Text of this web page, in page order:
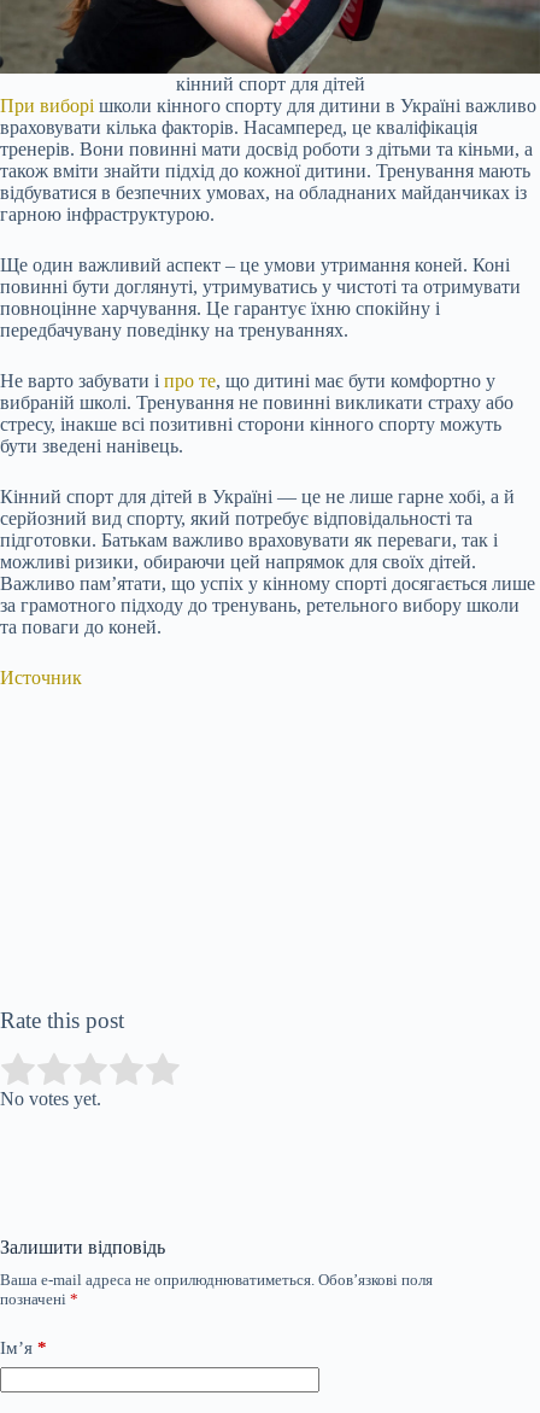
кінний спорт для дітей
При виборі школи кінного спорту для дитини в Україні важливо
враховувати кілька факторів. Насамперед, це кваліфікація
тренерів. Вони повинні мати досвід роботи з дітьми та кіньми, а
також вміти знайти підхід до кожної дитини. Тренування мають
відбуватися в безпечних умовах, на обладнаних майданчиках із
гарною інфраструктурою.
Ще один важливий аспект – це умови утримання коней. Коні
повинні бути доглянуті, утримуватись у чистоті та отримувати
повноцінне харчування. Це гарантує їхню спокійну і
передбачувану поведінку на тренуваннях.
Не варто забувати і про те, що дитині має бути комфортно у
вибраній школі. Тренування не повинні викликати страху або
стресу, інакше всі позитивні сторони кінного спорту можуть
бути зведені нанівець.
Кінний спорт для дітей в Україні — це не лише гарне хобі, а й
серйозний вид спорту, який потребує відповідальності та
підготовки. Батькам важливо враховувати як переваги, так і
можливі ризики, обираючи цей напрямок для своїх дітей.
Важливо пам’ятати, що успіх у кінному спорті досягається лише
за грамотного підходу до тренувань, ретельного вибору школи
та поваги до коней.
Источник
Rate this post
Rate this item:
No votes yet.
Залишити відповідь
Ваша e-mail адреса не оприлюднюватиметься. Обов’язкові поля
позначені *
Ім’я *